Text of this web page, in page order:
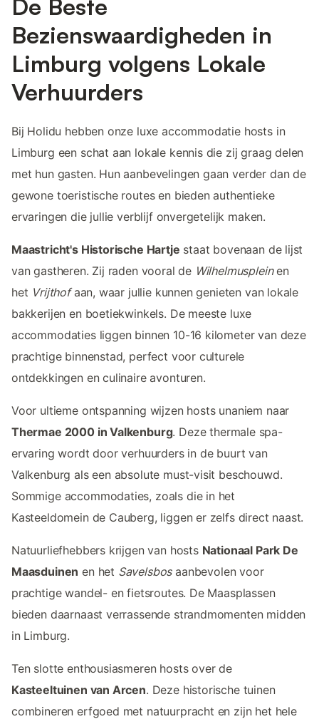
De Beste
Bezienswaardigheden in
Limburg volgens Lokale
Verhuurders
Bij Holidu hebben onze luxe accommodatie hosts in
Limburg een schat aan lokale kennis die zij graag delen
met hun gasten. Hun aanbevelingen gaan verder dan de
gewone toeristische routes en bieden authentieke
ervaringen die jullie verblijf onvergetelijk maken.
Maastricht's Historische Hartje staat bovenaan de lijst
van gastheren. Zij raden vooral de Wilhelmuspleinen
het Vrijthofaan, waar jullie kunnen genieten van lokale
bakkerijen en boetiekwinkels. De meeste luxe
accommodaties liggen binnen 10-16 kilometer van deze
prachtige binnenstad, perfect voor culturele
ontdekkingen en culinaire avonturen.
Voor ultieme ontspanning wijzen hosts unaniem naar
Thermae 2000 in Valkenburg. Deze thermale spa-
ervaring wordt door verhuurders in de buurt van
Valkenburg als een absolute must-visit beschouwd.
Sommige accommodaties, zoals die in het
Kasteeldomein de Cauberg, liggen er zelfs direct naast.
Natuurliefhebbers krijgen van hosts Nationaal Park De
Maasduinen en het Savelsbosaanbevolen voor
prachtige wandel- en fietsroutes. De Maasplassen
bieden daarnaast verrassende strandmomenten midden
in Limburg.
Ten slotte enthousiasmeren hosts over de
Kasteeltuinen van Arcen. Deze historische tuinen
combineren erfgoed met natuurpracht en zijn het hele